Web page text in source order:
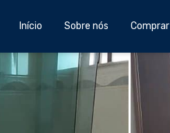
Início Sobre nós Comprar